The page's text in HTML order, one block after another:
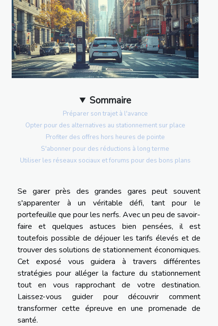
Sommaire
Préparer son trajet à l'avance
Opter pour des alternatives au stationnement sur place
Profiter des offres hors heures de pointe
S'abonner pour des réductions à long terme
Utiliser les réseaux sociaux et forums pour des bons plans
Se garer près des grandes gares peut souvent
s'apparenter à un véritable défi, tant pour le
portefeuille que pour les nerfs. Avec un peu de savoir-
faire et quelques astuces bien pensées, il est
toutefois possible de déjouer les tarifs élevés et de
trouver des solutions de stationnement économiques.
Cet exposé vous guidera à travers différentes
stratégies pour alléger la facture du stationnement
tout en vous rapprochant de votre destination.
Laissez-vous guider pour découvrir comment
transformer cette épreuve en une promenade de
santé.